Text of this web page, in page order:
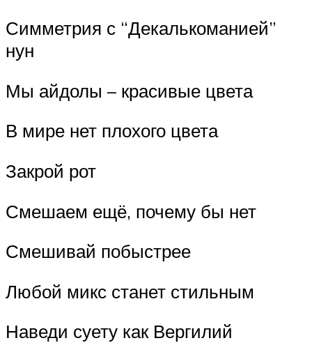
Симметрия с “Декалькоманией”
нун
Мы айдолы – красивые цвета
В мире нет плохого цвета
Закрой рот
Смешаем ещё, почему бы нет
Смешивай побыстрее
Любой микс станет стильным
Наведи суету как Вергилий